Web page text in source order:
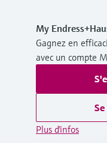
My
Gagnez en
avec un compte
Plus d'infos